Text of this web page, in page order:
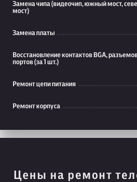
Замена чипа (видеочип, южный мост,
мост)
Замена платы
Восстановление контактов BGA,
портов (за 1 шт.)
Ремонт цепи питания
Ремонт корпуса
Цены на ремонт